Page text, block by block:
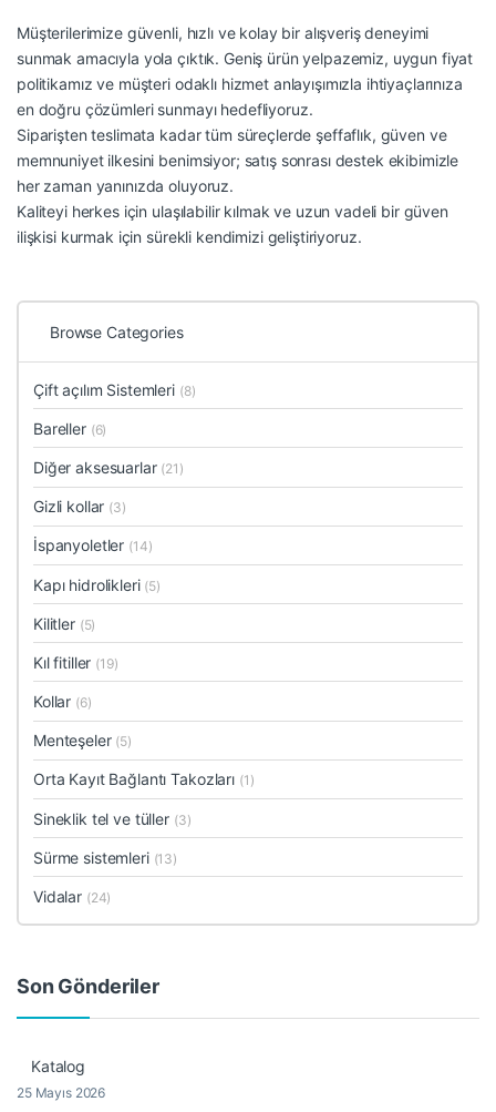
Müşterilerimize güvenli, hızlı ve kolay bir alışveriş deneyimi
sunmak amacıyla yola çıktık. Geniş ürün yelpazemiz, uygun fiyat
politikamız ve müşteri odaklı hizmet anlayışımızla ihtiyaçlarınıza
en doğru çözümleri sunmayı hedefliyoruz.
Siparişten teslimata kadar tüm süreçlerde şeffaflık, güven ve
memnuniyet ilkesini benimsiyor; satış sonrası destek ekibimizle
her zaman yanınızda oluyoruz.
Kaliteyi herkes için ulaşılabilir kılmak ve uzun vadeli bir güven
ilişkisi kurmak için sürekli kendimizi geliştiriyoruz.
Browse Categories
Çift açılım Sistemleri (8)
Bareller (6)
Diğer aksesuarlar (21)
Gizli kollar (3)
İspanyoletler (14)
Kapı hidrolikleri (5)
Kilitler (5)
Kıl fitiller (19)
Kollar (6)
Menteşeler (5)
Orta Kayıt Bağlantı Takozları (1)
Sineklik tel ve tüller (3)
Sürme sistemleri (13)
Vidalar (24)
Son Gönderiler
Katalog
25 Mayıs 2026